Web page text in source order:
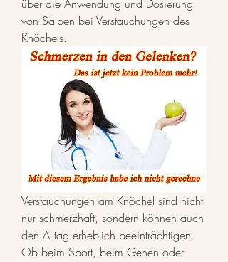
über die Anwendung und Dosierung
von Salben bei Verstauchungen des
Knöchels.
Verstauchungen am Knöchel sind nicht
nur schmerzhaft, sondern können auch
den Alltag erheblich beeinträchtigen.
Ob beim Sport, beim Gehen oder